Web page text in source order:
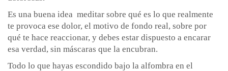
Es una buena idea meditar sobre qué es lo que realmente
te provoca ese dolor, el motivo de fondo real, sobre por
qué te hace reaccionar, y debes estar dispuesto a encarar
esa verdad, sin máscaras que la encubran.
Todo lo que hayas escondido bajo la alfombra en el